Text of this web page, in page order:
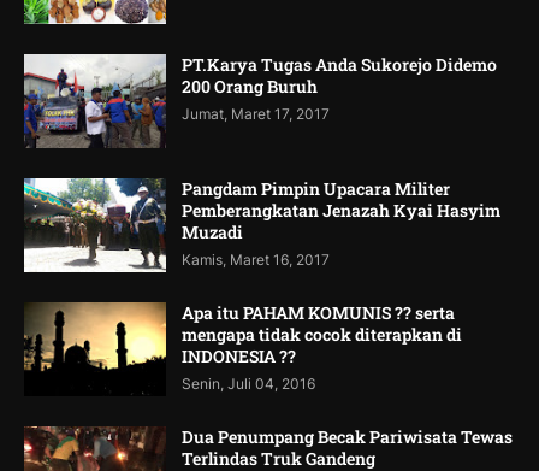
PT.Karya Tugas Anda Sukorejo Didemo
200 Orang Buruh
Jumat, Maret 17, 2017
Pangdam Pimpin Upacara Militer
Pemberangkatan Jenazah Kyai Hasyim
Muzadi
Kamis, Maret 16, 2017
Apa itu PAHAM KOMUNIS ?? serta
mengapa tidak cocok diterapkan di
INDONESIA ??
Senin, Juli 04, 2016
Dua Penumpang Becak Pariwisata Tewas
Terlindas Truk Gandeng